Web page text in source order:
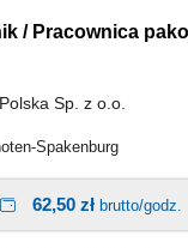
/ Pracownica
Sp. z o.o.
Spakenburg
62,50 zł brutto/godz.